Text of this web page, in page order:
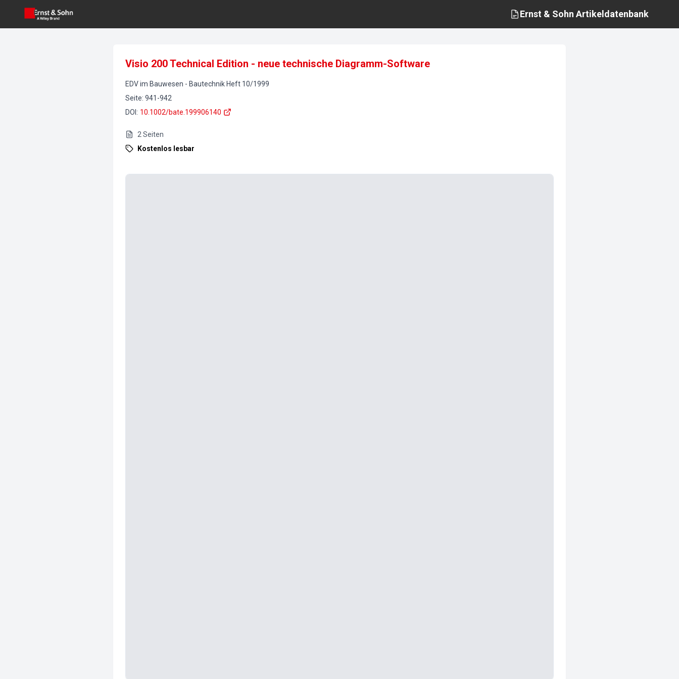
Ernst & Sohn Artikeldatenbank
Visio 200 Technical Edition - neue technische Diagramm-Software
EDV im Bauwesen - Bautechnik Heft 10/1999
Seite: 941-942
DOI : 10.1002/bate.199906140
2 Seiten
Kostenlos lesbar